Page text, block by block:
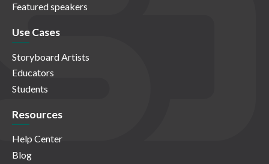
Featured speakers
Use Cases
Storyboard Artists
Educators
Students
Resources
Help Center
Blog